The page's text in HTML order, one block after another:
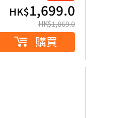
HK$1,699.0
HK$1,869.0
購買